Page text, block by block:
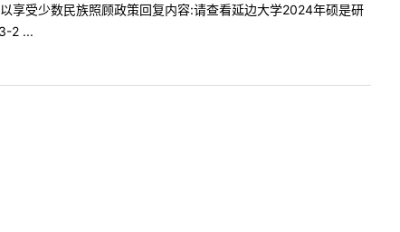
受少数民族照顾政策回复内容:请查看延边大学2024年硕是研
2 ...